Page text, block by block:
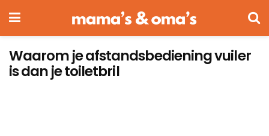
Waarom je afstandsbediening vuiler
is dan je toiletbril